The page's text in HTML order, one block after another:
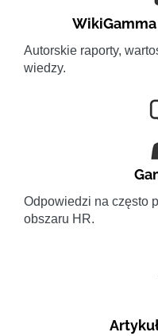
WikiGamma
Autorskie raporty,
wiedzy.
Odpowiedzi na często
obszaru HR.